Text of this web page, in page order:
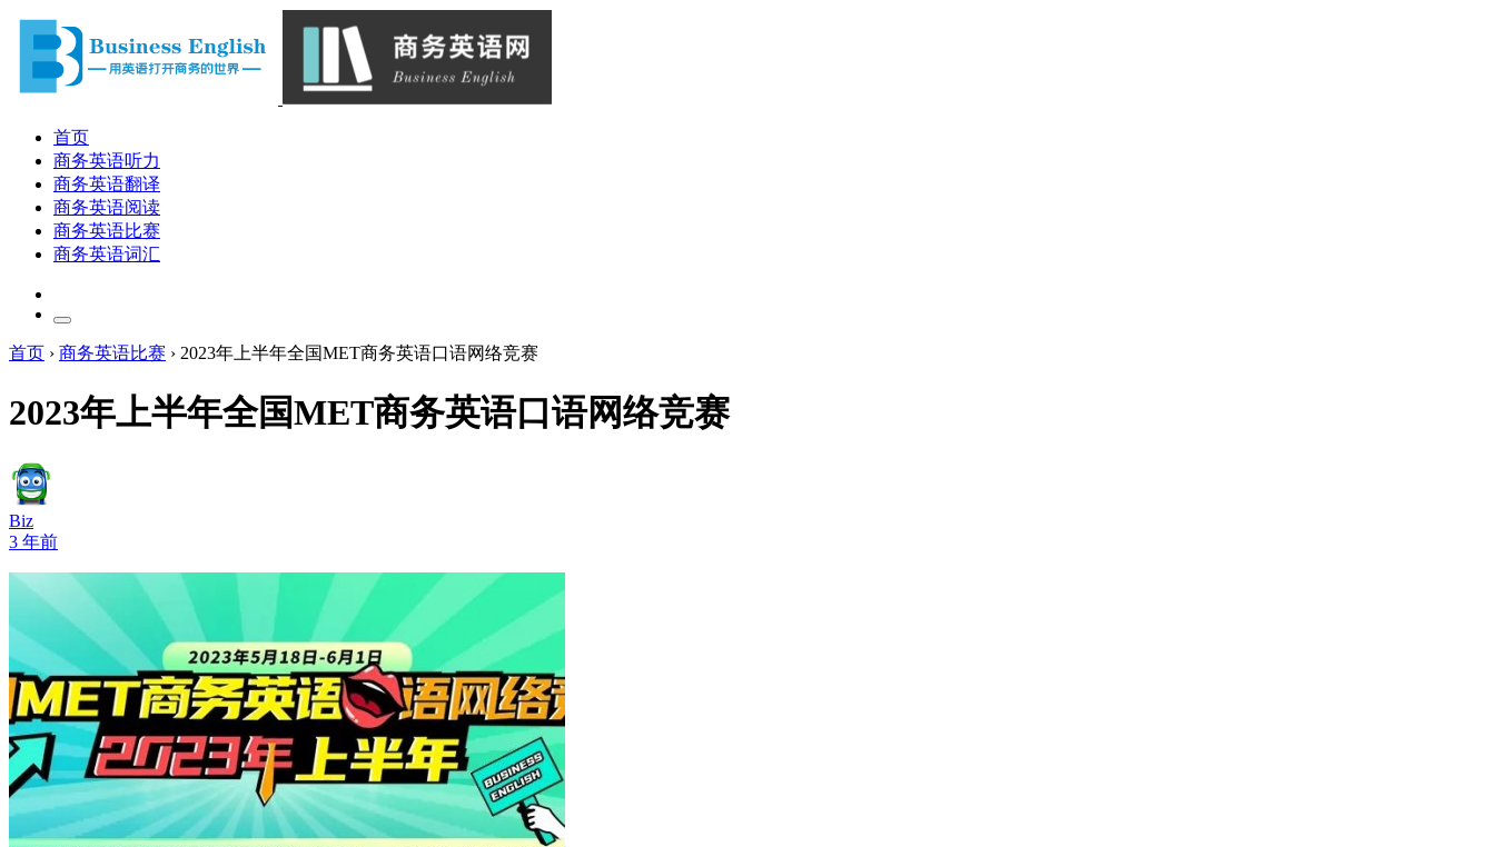
首页
商务英语听力
商务英语翻译
商务英语阅读
商务英语比赛
商务英语词汇
首页 › 商务英语比赛 › 2023年上半年全国MET商务英语口语网络竞赛
2023年上半年全国MET商务英语口语网络竞赛
Biz
3 年前